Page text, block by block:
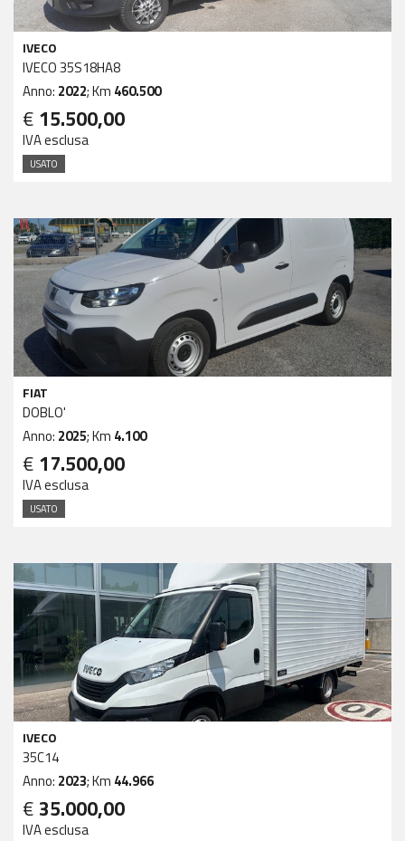
IVECO
IVECO 35S18HA8
Anno: 2022; Km 460.500
€ 15.500,00
IVA esclusa
USATO
FIAT
DOBLO'
Anno: 2025; Km 4.100
€ 17.500,00
IVA esclusa
USATO
IVECO
35C14
Anno: 2023; Km 44.966
€ 35.000,00
IVA esclusa